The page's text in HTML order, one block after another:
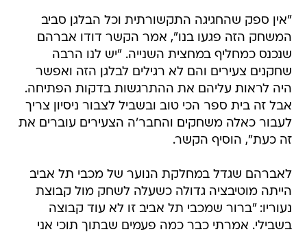
"אין ספק שהחגיגה התקשורתית וכל הבלגן סביב
המשחק הזה פגעו בנו", אמר הקשר דודו אברהם
שנכנס כמחליף במחצית השנייה. "יש לנו הרבה
שחקנים צעירים והם לא רגילים לבלגן הזה ואפשר
היה לראות עליהם את ההתרגשות בדקות הפתיחה.
אבל זה בית ספר הכי טוב ובשביל לצבור ניסיון צריך
לעבור כאלה משחקים והחבר'ה הצעירים עוברים את
זה כעת", הוסיף הקשר.
לאברהם שגדל במחלקת הנוער של מכבי תל אביב
הייתה מוטיבציה גדולה כשעלה לשחק מול קבוצת
נעוריו: "ברור שמכבי תל אביב זו לא עוד קבוצה
בשבילי. אמרתי כבר כמה פעמים שבתוך תוכי אני